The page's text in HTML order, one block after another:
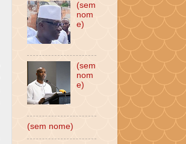
(sem
nom
e)
(sem
nom
e)
(sem nome)